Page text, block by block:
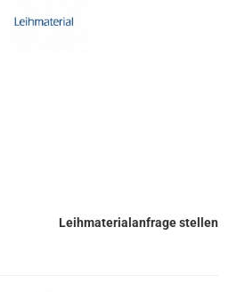
Leihmaterialanfrage stellen